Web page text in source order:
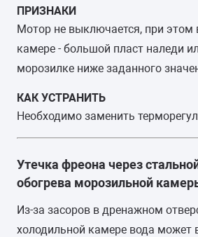
ПРИЗНАКИ
Мотор не выключается, при этом
камере - большой пласт наледи
морозилке ниже заданного
КАК УСТРАНИТЬ
Необходимо заменить
Утечка фреона через
обогрева морозильной
Из-за засоров в дренажном
холодильной камере вода может